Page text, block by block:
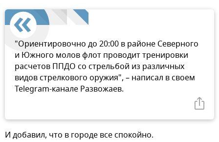
"Ориентировочно до 20:00 в районе Северного
и Южного молов флот проводит тренировки
расчетов ППДО со стрельбой из различных
видов стрелкового оружия", – написал в своем
Telegram-канале Развожаев.
И добавил, что в городе все спокойно.